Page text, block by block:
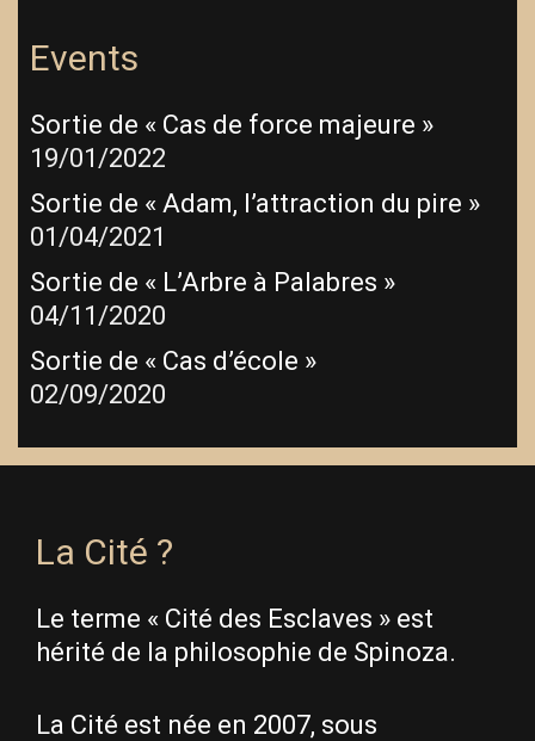
Events
Sortie de « Cas de force majeure »
19/01/2022
Sortie de « Adam, l’attraction du pire »
01/04/2021
Sortie de « L’Arbre à Palabres »
04/11/2020
Sortie de « Cas d’école »
02/09/2020
La Cité ?
Le terme « Cité des Esclaves » est
hérité de la philosophie de Spinoza.
La Cité est née en 2007, sous